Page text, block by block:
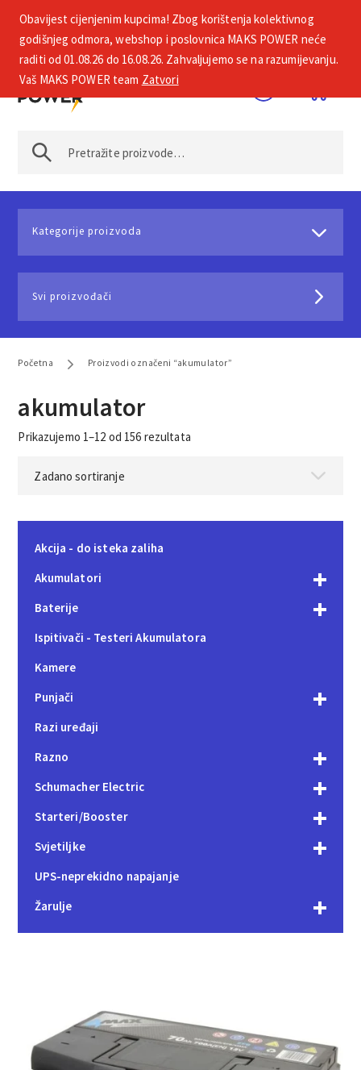
+385 1 2002 575
Kategorije proizvoda
Svi proizvođači
Početna Proizvodi označeni “akumulator”
akumulator
Prikazujemo 1–12 od 156 rezultata
Akcija - do isteka zaliha
Akumulatori
Baterije
Ispitivači - Testeri Akumulatora
Kamere
Punjači
Razi uređaji
Razno
Schumacher Electric
Starteri/Booster
Svjetiljke
UPS-neprekidno napajanje
Žarulje
Obavijest cijenjenim kupcima! Zbog korištenja kolektivnog
godišnjeg odmora, webshop i poslovnica MAKS POWER neće
raditi od 01.08.26 do 16.08.26. Zahvaljujemo se na razumijevanju.
Vaš MAKS POWER team Zatvori